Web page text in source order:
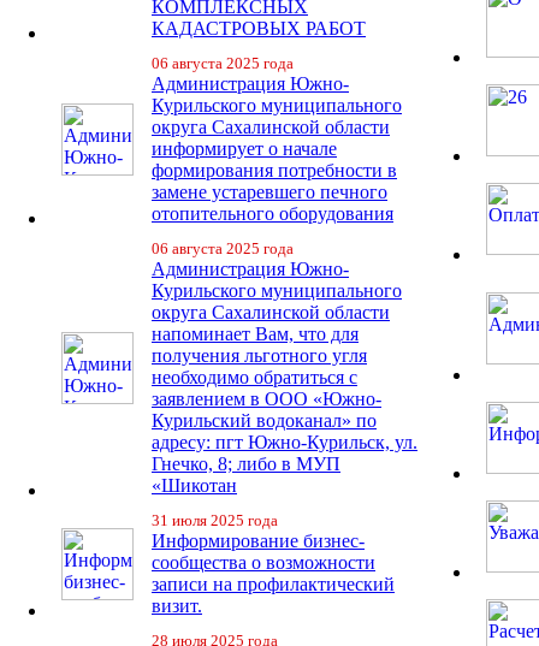
КОМПЛЕКСНЫХ
КАДАСТРОВЫХ РАБОТ
06 августа 2025 года
Администрация Южно-
Курильского муниципального
округа Сахалинской области
информирует о начале
формирования потребности в
замене устаревшего печного
отопительного оборудования
06 августа 2025 года
Администрация Южно-
Курильского муниципального
округа Сахалинской области
напоминает Вам, что для
получения льготного угля
необходимо обратиться с
заявлением в ООО «Южно-
Курильский водоканал» по
адресу: пгт Южно-Курильск, ул.
Гнечко, 8; либо в МУП
«Шикотан
31 июля 2025 года
Информирование бизнес-
сообщества о возможности
записи на профилактический
визит.
28 июля 2025 года